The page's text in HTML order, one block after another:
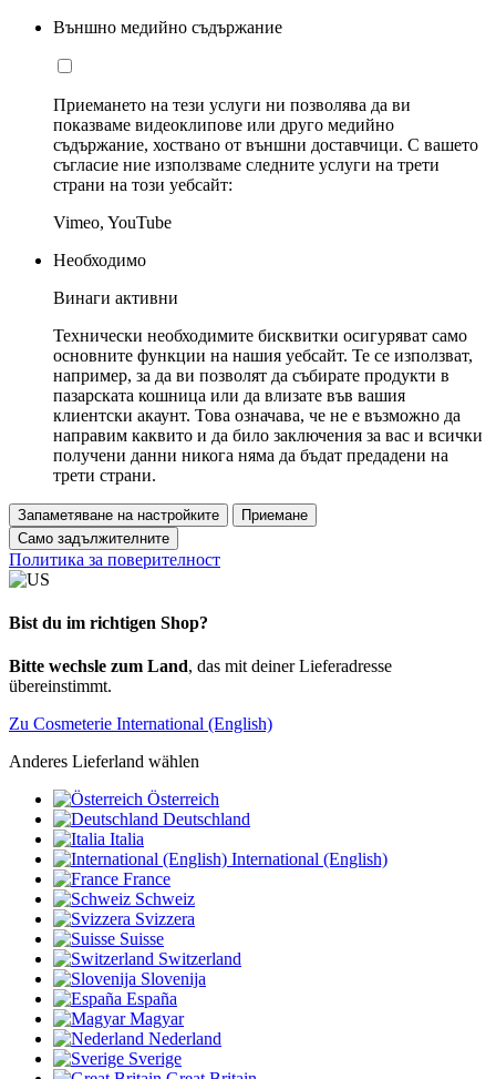
Външно медийно съдържание
Приемането на тези услуги ни позволява да ви
показваме видеоклипове или друго медийно
съдържание, хоствано от външни доставчици. С вашето
съгласие ние използваме следните услуги на трети
страни на този уебсайт:
Vimeo, YouTube
Необходимо
Винаги активни
Технически необходимите бисквитки осигуряват само
основните функции на нашия уебсайт. Те се използват,
например, за да ви позволят да събирате продукти в
пазарската кошница или да влизате във вашия
клиентски акаунт. Това означава, че не е възможно да
направим каквито и да било заключения за вас и всички
получени данни никога няма да бъдат предадени на
трети страни.
Запаметяване на настройките
Приемане
Само задължителните
Политика за поверителност
Bist du im richtigen Shop?
Bitte wechsle zum Land, das mit deiner Lieferadresse
übereinstimmt.
Zu Cosmeterie International (English)
Anderes Lieferland wählen
Österreich
Deutschland
Italia
International (English)
France
Schweiz
Svizzera
Suisse
Switzerland
Slovenija
España
Magyar
Nederland
Sverige